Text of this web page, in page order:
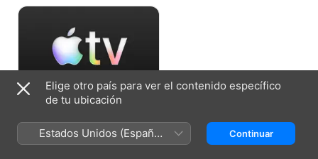
7 días gratis, luego USD 6,99 al mes.
Elige otro país para ver el contenido específico
de tu ubicación
Estados Unidos (Español
México)
Continuar